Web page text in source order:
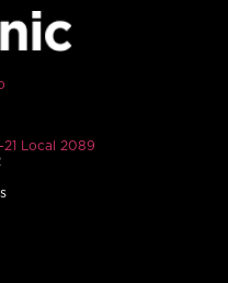
Local 2089